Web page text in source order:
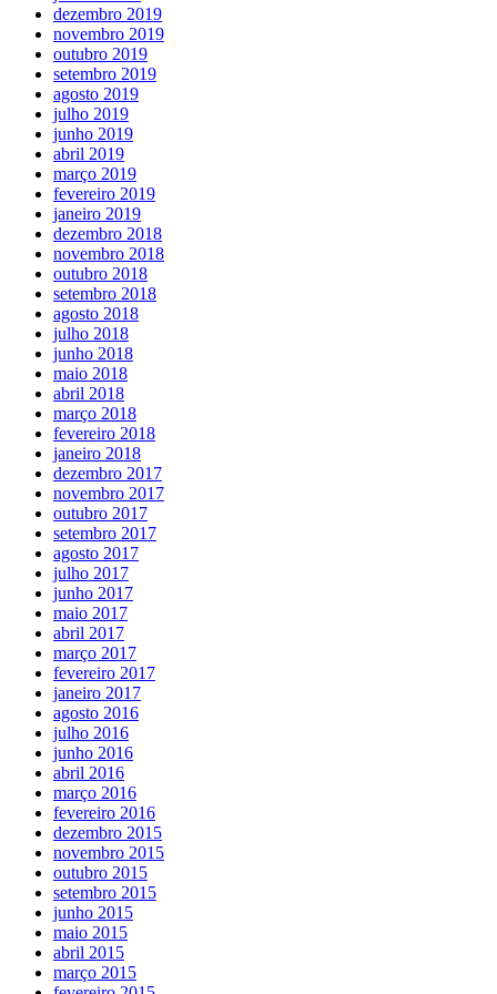
dezembro 2019
novembro 2019
outubro 2019
setembro 2019
agosto 2019
julho 2019
junho 2019
abril 2019
março 2019
fevereiro 2019
janeiro 2019
dezembro 2018
novembro 2018
outubro 2018
setembro 2018
agosto 2018
julho 2018
junho 2018
maio 2018
abril 2018
março 2018
fevereiro 2018
janeiro 2018
dezembro 2017
novembro 2017
outubro 2017
setembro 2017
agosto 2017
julho 2017
junho 2017
maio 2017
abril 2017
março 2017
fevereiro 2017
janeiro 2017
agosto 2016
julho 2016
junho 2016
abril 2016
março 2016
fevereiro 2016
dezembro 2015
novembro 2015
outubro 2015
setembro 2015
junho 2015
maio 2015
abril 2015
março 2015